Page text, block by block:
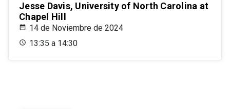
Jesse Davis, University of North Carolina at
Chapel Hill
14 de Noviembre de 2024
13:35 a 14:30